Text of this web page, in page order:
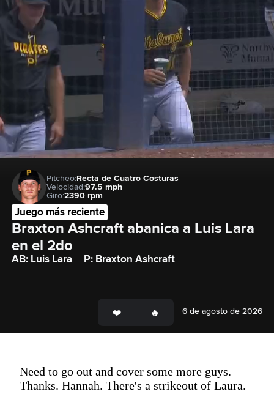
Pitcheo:Recta de Cuatro Costuras
Velocidad:97.5 mph
Giro:2390 rpm
Juego más reciente
Braxton Ashcraft abanica a Luis Lara
en el 2do
AB: Luis Lara P: Braxton Ashcraft
6 de agosto de 2026
Need to go out and cover some more guys.
Thanks. Hannah. There's a strikeout of Laura.